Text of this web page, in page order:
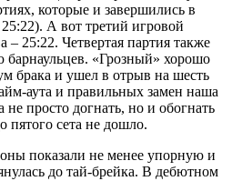
которые и завершились в
А вот третий игровой
– 25:22. Четвертая партия также
барнаульцев. «Грозный» хорошо
брака и ушел в отрыв на шесть
аута и правильных замен наша
не просто догнать, но и обогнать
пятого сета не дошло.
показали не менее упорную и
до тай-брейка. В дебютном